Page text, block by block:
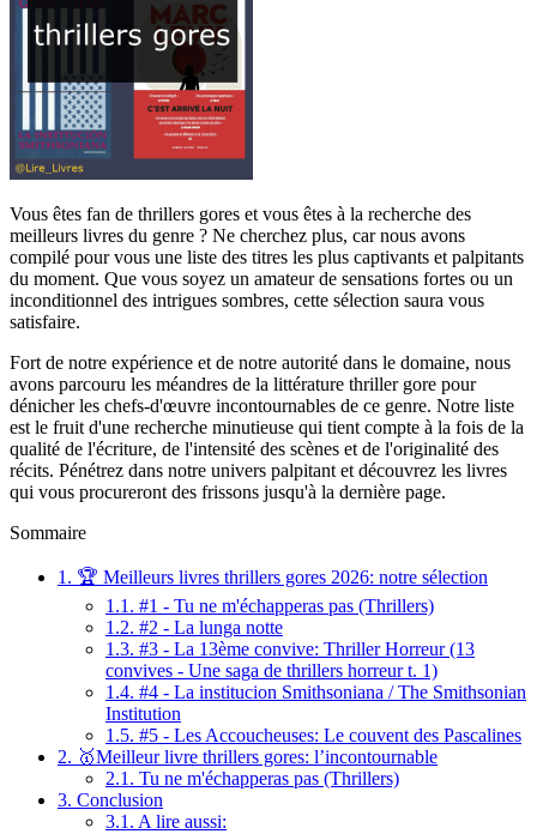
Vous êtes fan de thrillers gores et vous êtes à la recherche des
meilleurs livres du genre ? Ne cherchez plus, car nous avons
compilé pour vous une liste des titres les plus captivants et palpitants
du moment. Que vous soyez un amateur de sensations fortes ou un
inconditionnel des intrigues sombres, cette sélection saura vous
satisfaire.
Fort de notre expérience et de notre autorité dans le domaine, nous
avons parcouru les méandres de la littérature thriller gore pour
dénicher les chefs-d'œuvre incontournables de ce genre. Notre liste
est le fruit d'une recherche minutieuse qui tient compte à la fois de la
qualité de l'écriture, de l'intensité des scènes et de l'originalité des
récits. Pénétrez dans notre univers palpitant et découvrez les livres
qui vous procureront des frissons jusqu'à la dernière page.
Sommaire
1. 🏆 Meilleurs livres thrillers gores 2026: notre sélection
1.1. #1 - Tu ne m'échapperas pas (Thrillers)
1.2. #2 - La lunga notte
1.3. #3 - La 13ème convive: Thriller Horreur (13
convives - Une saga de thrillers horreur t. 1)
1.4. #4 - La institucion Smithsoniana / The Smithsonian
Institution
1.5. #5 - Les Accoucheuses: Le couvent des Pascalines
2. 🥇Meilleur livre thrillers gores: l’incontournable
2.1. Tu ne m'échapperas pas (Thrillers)
3. Conclusion
3.1. A lire aussi: